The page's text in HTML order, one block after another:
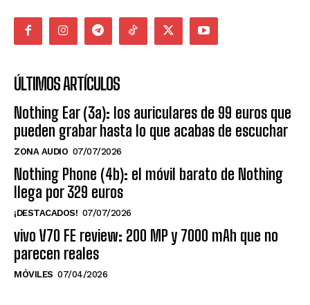
ÚLTIMOS ARTÍCULOS
Nothing Ear (3a): los auriculares de 99 euros que
pueden grabar hasta lo que acabas de escuchar
ZONA AUDIO 07/07/2026
Nothing Phone (4b): el móvil barato de Nothing
llega por 329 euros
¡DESTACADOS! 07/07/2026
vivo V70 FE review: 200 MP y 7000 mAh que no
parecen reales
MÓVILES 07/04/2026